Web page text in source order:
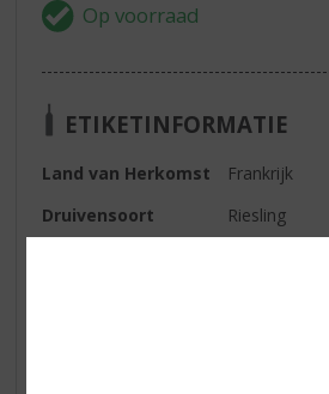
ETIKETINFORMATIE
Land van Herkomst
Frankrijk
Druivensoort
Riesling